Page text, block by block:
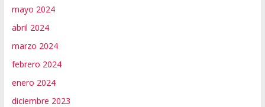
mayo 2024
abril 2024
marzo 2024
febrero 2024
enero 2024
diciembre 2023